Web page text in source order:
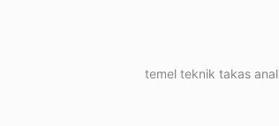
temel teknik takas